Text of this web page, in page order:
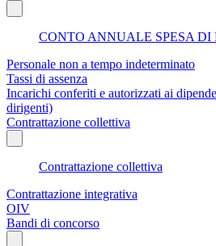
CONTO ANNUALE SPESA DI
Personale non a tempo indeterminato
Tassi di assenza
Incarichi conferiti e autorizzati ai
dirigenti)
Contrattazione collettiva
Contrattazione collettiva
Contrattazione integrativa
OIV
Bandi di concorso